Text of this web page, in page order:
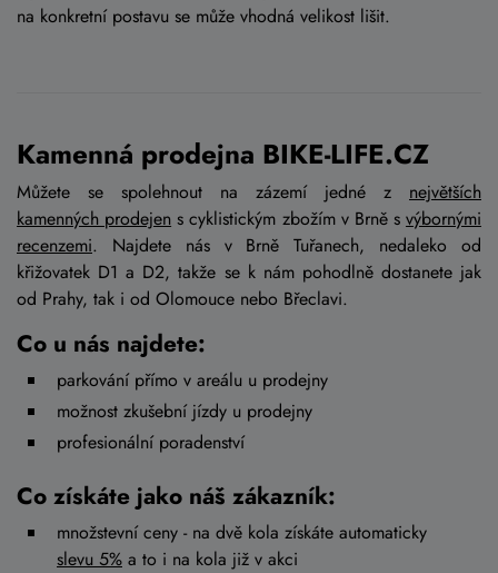
na konkretní postavu se může vhodná velikost lišit.
Kamenná prodejna BIKE-LIFE.CZ
Můžete se spolehnout na zázemí jedné z největších
kamenných prodejen s cyklistickým zbožím v Brně s výbornými
recenzemi. Najdete nás v Brně Tuřanech, nedaleko od
křižovatek D1 a D2, takže se k nám pohodlně dostanete jak
od Prahy, tak i od Olomouce nebo Břeclavi.
Co u nás najdete:
parkování přímo v areálu u prodejny
možnost zkušební jízdy u prodejny
profesionální poradenství
Co získáte jako náš zákazník:
množstevní ceny - na dvě kola získáte automaticky
slevu 5% a to i na kola již v akci